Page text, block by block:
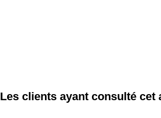
Les clients ayant consulté